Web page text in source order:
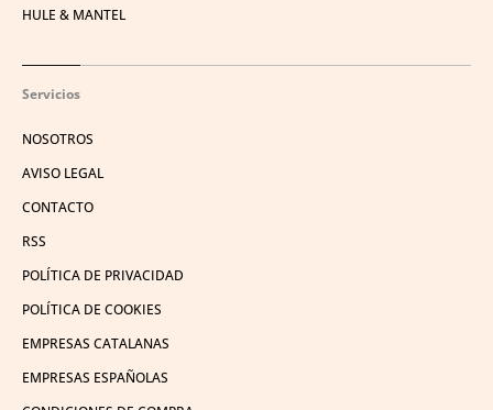
HULE & MANTEL
Servicios
NOSOTROS
AVISO LEGAL
CONTACTO
RSS
POLÍTICA DE PRIVACIDAD
POLÍTICA DE COOKIES
EMPRESAS CATALANAS
EMPRESAS ESPAÑOLAS